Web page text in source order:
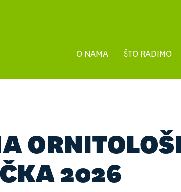
O NAMA ŠTO RADIMO
2026